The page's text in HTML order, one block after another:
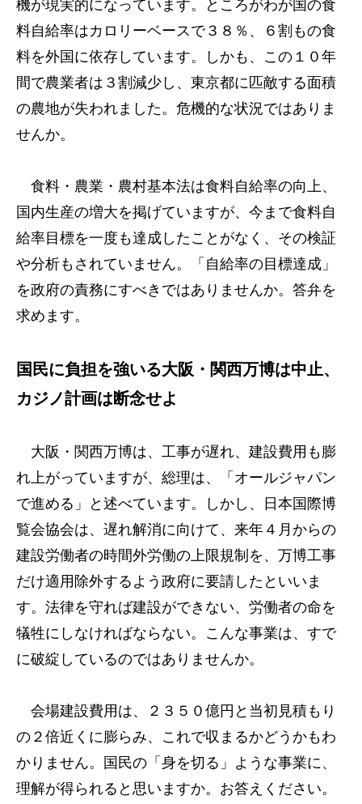
機が現実的になっています。ところがわが国の食
料自給率はカロリーベースで３８％、６割もの食
料を外国に依存しています。しかも、この１０年
間で農業者は３割減少し、東京都に匹敵する面積
の農地が失われました。危機的な状況ではありま
せんか。
食料・農業・農村基本法は食料自給率の向上、
国内生産の増大を掲げていますが、今まで食料自
給率目標を一度も達成したことがなく、その検証
や分析もされていません。「自給率の目標達成」
を政府の責務にすべきではありませんか。答弁を
求めます。
国民に負担を強いる大阪・関西万博は中止、
カジノ計画は断念せよ
大阪・関西万博は、工事が遅れ、建設費用も膨
れ上がっていますが、総理は、「オールジャパン
で進める」と述べています。しかし、日本国際博
覧会協会は、遅れ解消に向けて、来年４月からの
建設労働者の時間外労働の上限規制を、万博工事
だけ適用除外するよう政府に要請したといいま
す。法律を守れば建設ができない、労働者の命を
犠牲にしなければならない。こんな事業は、すで
に破綻しているのではありませんか。
会場建設費用は、２３５０億円と当初見積もり
の２倍近くに膨らみ、これで収まるかどうかもわ
かりません。国民の「身を切る」ような事業に、
理解が得られると思いますか。お答えください。